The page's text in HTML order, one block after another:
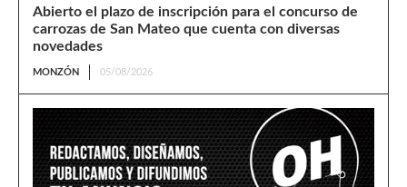
Abierto el plazo de inscripción para el concurso de
carrozas de San Mateo que cuenta con diversas
novedades
MONZÓN 05/08/2026